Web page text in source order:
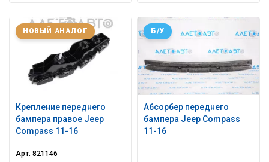
Крепление переднего
бампера правое Jeep
Compass 11-16
НОВЫЙ АНАЛОГ
Арт.821146
Абсорбер переднего
бампера Jeep Compass
11-16
Б/У